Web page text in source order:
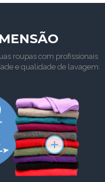
roupas com profissionais
e qualidade de lavagem.
More